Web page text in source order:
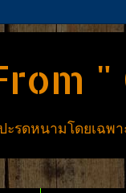
"
ดหนามโดยเฉพา